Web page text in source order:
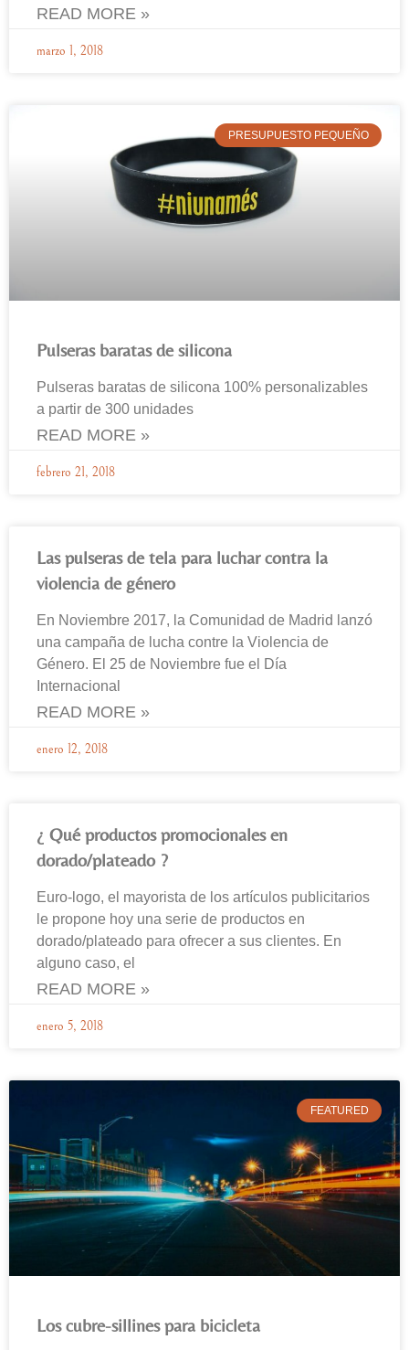
READ MORE »
marzo 1, 2018
PRESUPUESTO PEQUEÑO
Pulseras baratas de silicona
Pulseras baratas de silicona 100% personalizables
a partir de 300 unidades
READ MORE »
febrero 21, 2018
Las pulseras de tela para luchar contra la
violencia de género
En Noviembre 2017, la Comunidad de Madrid lanzó
una campaña de lucha contre la Violencia de
Género. El 25 de Noviembre fue el Día
Internacional
READ MORE »
enero 12, 2018
¿ Qué productos promocionales en
dorado/plateado ?
Euro-logo, el mayorista de los artículos publicitarios
le propone hoy una serie de productos en
dorado/plateado para ofrecer a sus clientes. En
alguno caso, el
READ MORE »
enero 5, 2018
FEATURED
Los cubre-sillines para bicicleta